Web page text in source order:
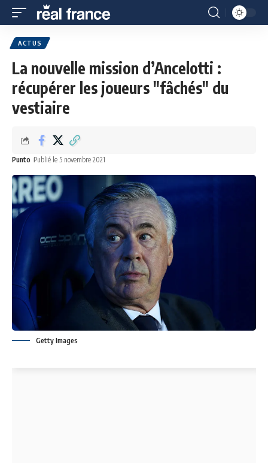
ACTUS
La nouvelle mission d’Ancelotti :
récupérer les joueurs "fâchés" du
vestiaire
Punto Publié le 5 novembre 2021
Getty Images